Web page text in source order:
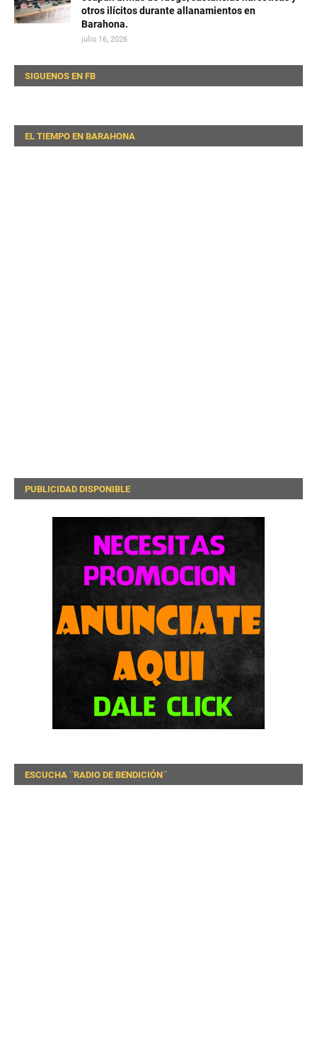
otros ilícitos durante allanamientos en
Barahona.
julio 16, 2026
SIGUENOS EN FB
EL TIEMPO EN BARAHONA
PUBLICIDAD DISPONIBLE
ESCUCHA ¨RADIO DE BENDICIÓN¨